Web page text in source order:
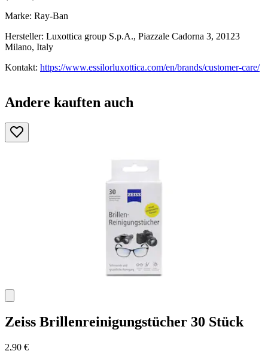
Marke: Ray-Ban
Hersteller: Luxottica group S.p.A., Piazzale Cadorna 3, 20123
Milano, Italy
Kontakt: https://www.essilorluxottica.com/en/brands/customer-care/
Andere kauften auch
Zeiss Brillenreinigungstücher 30 Stück
2,90 €